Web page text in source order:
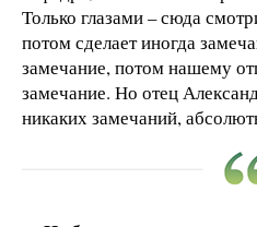
Только глазами – сюда
потом сделает иногда
замечание, потом нашему
замечание. Но отец
никаких замечаний,